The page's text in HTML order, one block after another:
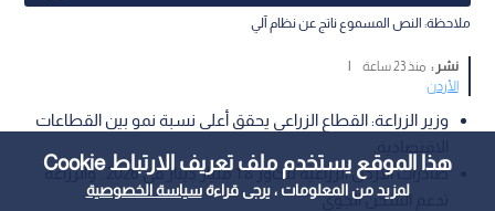
هذا الموقع يستخدم ملف تعريف الارتباط Cookie
لمزيد من المعلومات ، يرجى قراءةسياسة الخصوصية
ملاحظة: النص المسموع ناتج عن نظام آلي
نشر : منذ 23 ساعة
الأردن
وزير الزراعة: القطاع الزراعي يحقق أعلى نسبة نمو بين القطاعات
صادرات الأردن الزراعية تتجاوز 1.8 مليار دينار في 2026.. والزراعة
تدعم الشحن الجوي